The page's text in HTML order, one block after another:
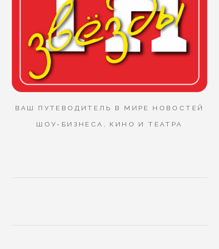
ВАШ ПУТЕВОДИТЕЛЬ В МИРЕ НОВОСТЕЙ
ШОУ-БИЗНЕСА, КИНО И ТЕАТРА